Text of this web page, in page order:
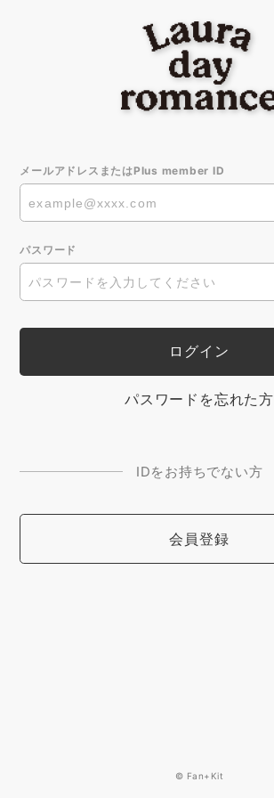
メールアドレスまたはPlus member ID
パスワード
パスワードを忘れた方
IDをお持ちでない方
会員登録
© Fan+Kit